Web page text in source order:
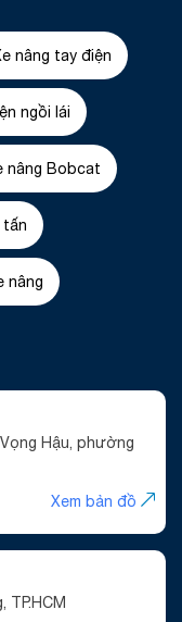
nâng tay điện
ngồi lái
nâng Bobcat
tấn
nâng
Hậu, phường
Xem bản đồ